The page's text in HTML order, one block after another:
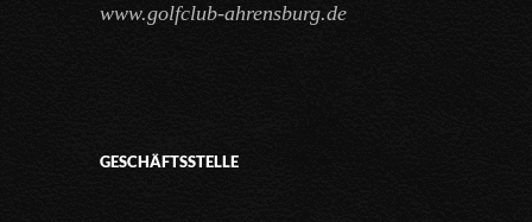
www.golfclub-ahrensburg.de
GESCHÄFTSSTELLE